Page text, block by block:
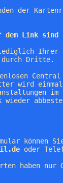
der
dem Link
lediglich Ihrer
durch Dritte.
wird
im
können
oder
haben nur